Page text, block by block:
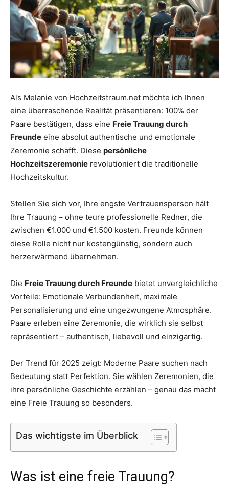
rund
um
das
Thema
Hochzeit
Als Melanie von Hochzeitstraum.net möchte ich Ihnen
eine überraschende Realität präsentieren: 100% der
Paare bestätigen, dass eine Freie Trauung durch
Freunde eine absolut authentische und emotionale
Zeremonie schafft. Diese persönliche
Hochzeitszeremonie revolutioniert die traditionelle
Hochzeitskultur.
Stellen Sie sich vor, Ihre engste Vertrauensperson hält
Ihre Trauung – ohne teure professionelle Redner, die
zwischen €1.000 und €1.500 kosten. Freunde können
diese Rolle nicht nur kostengünstig, sondern auch
herzerwärmend übernehmen.
Die Freie Trauung durch Freunde bietet unvergleichliche
Vorteile: Emotionale Verbundenheit, maximale
Personalisierung und eine ungezwungene Atmosphäre.
Paare erleben eine Zeremonie, die wirklich sie selbst
repräsentiert – authentisch, liebevoll und einzigartig.
Der Trend für 2025 zeigt: Moderne Paare suchen nach
Bedeutung statt Perfektion. Sie wählen Zeremonien, die
ihre persönliche Geschichte erzählen – genau das macht
eine Freie Trauung so besonders.
Das wichtigste im Überblick
Was ist eine freie Trauung?